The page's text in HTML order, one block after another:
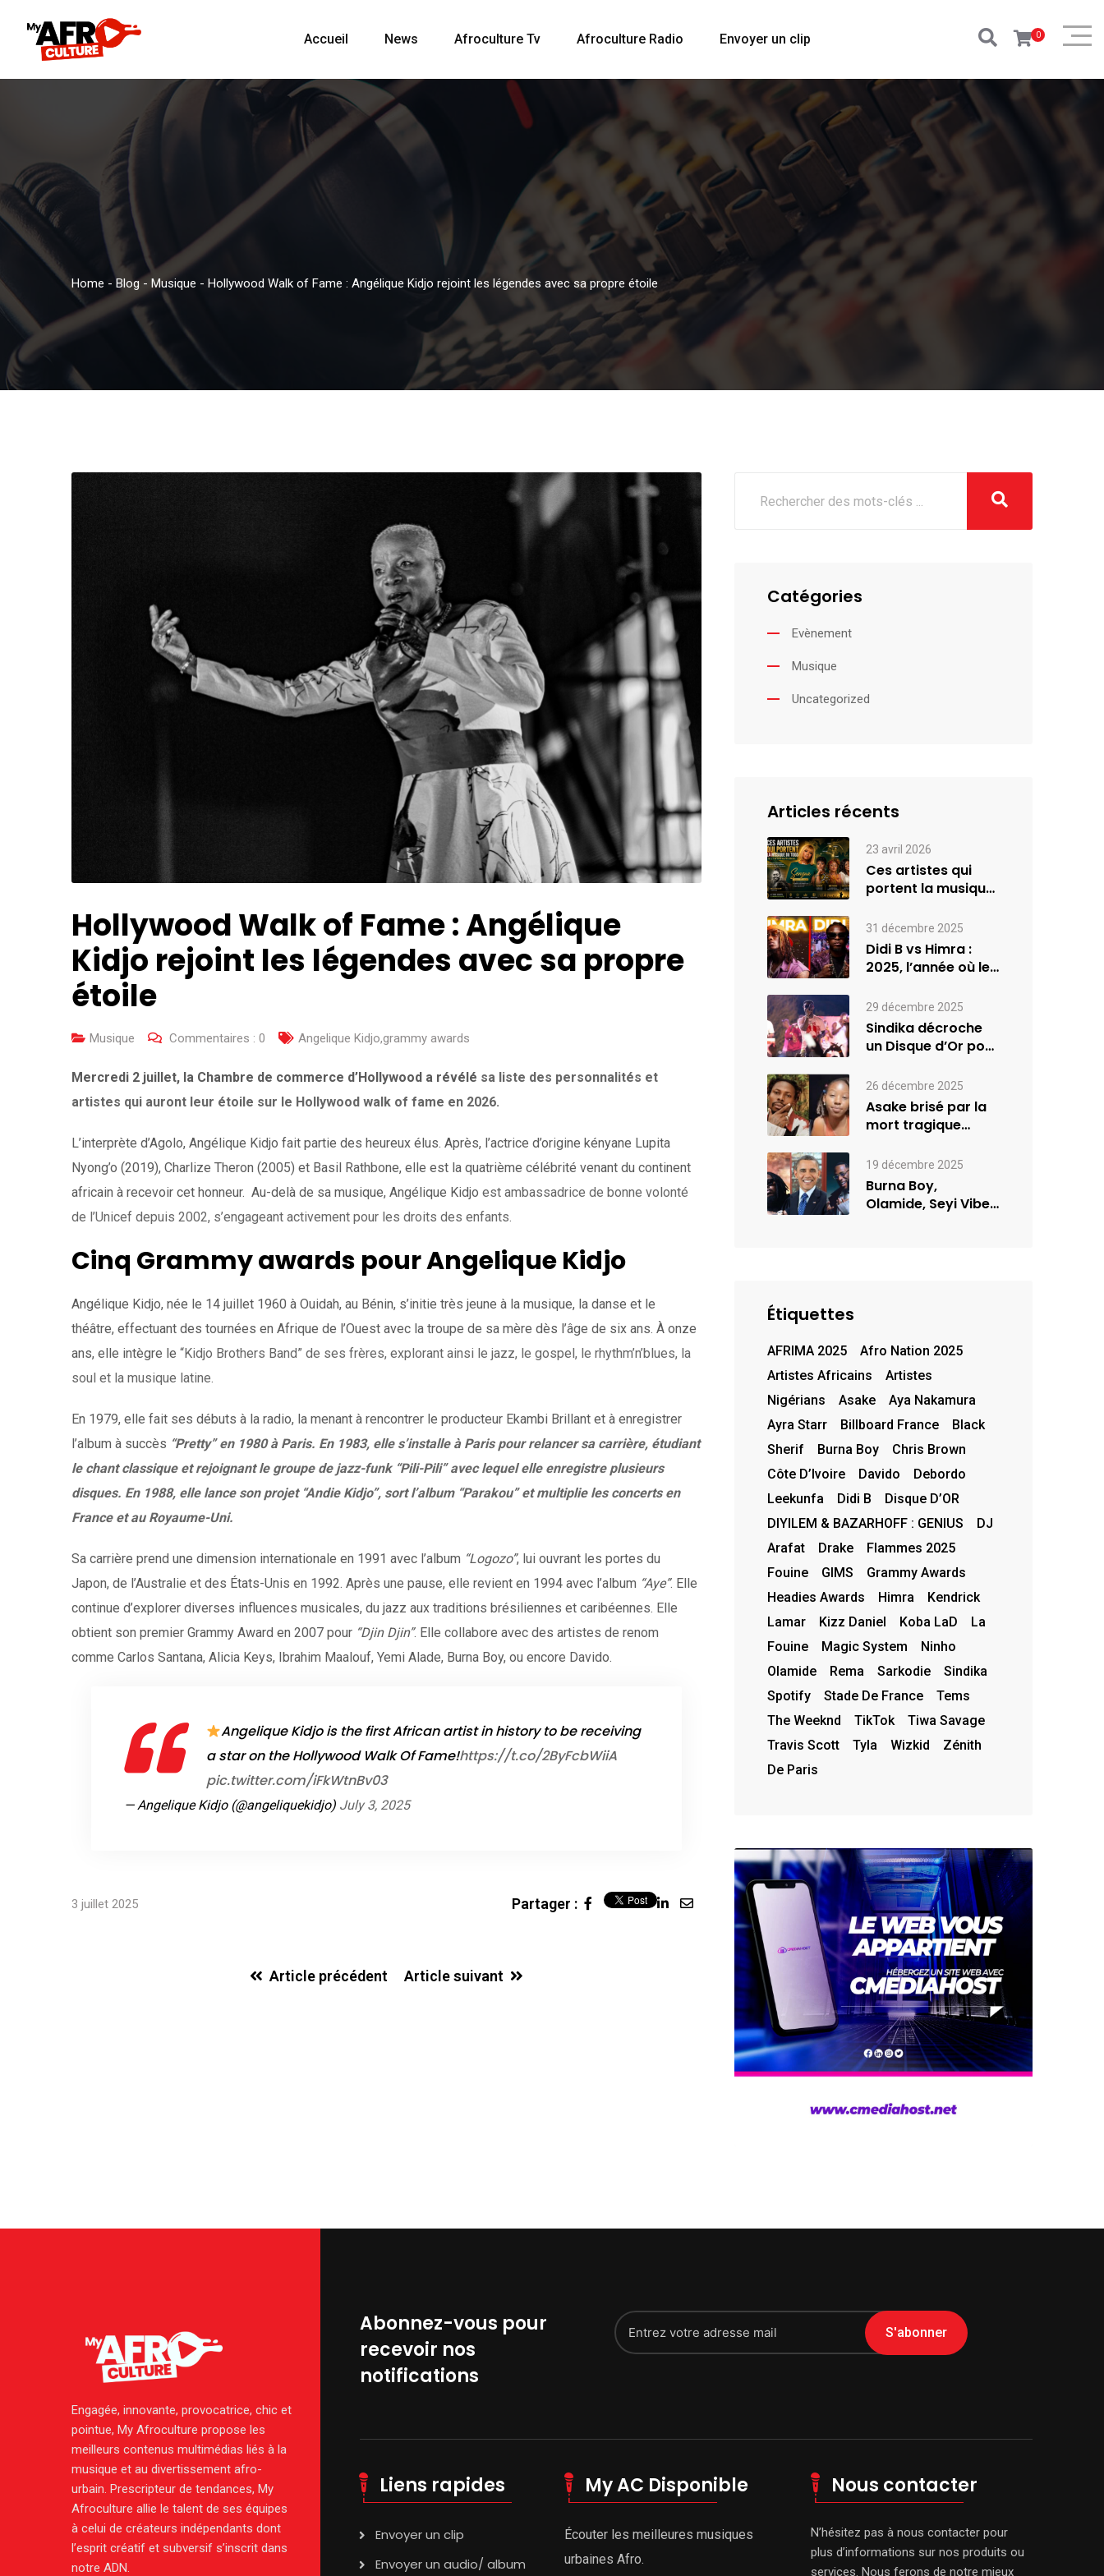
Accueil News Afroculture Tv Afroculture Radio Envoyer un clip 0
Home - Blog- Musique - Hollywood Walk of Fame : Angélique Kidjo rejoint les légendes avec sa propre étoile
Hollywood Walk of Fame : Angélique
Kidjo rejoint les légendes avec sa propre
étoile
Musique Commentaires : 0 Angelique Kidjo,grammy awards
Mercredi 2 juillet, la Chambre de commerce d’Hollywood a révélé sa liste des personnalités et
artistes qui auront leur étoile sur le Hollywood walk of fame en 2026.
L’interprète d’Agolo, Angélique Kidjo fait partie des heureux élus. Après, l’actrice d’origine kényane Lupita
Nyong’o (2019), Charlize Theron (2005) et Basil Rathbone, elle est la quatrième célébrité venant du continent
africain à recevoir cet honneur. Au-delà de sa musique, Angélique Kidjo est ambassadrice de bonne volonté
de l’Unicef depuis 2002, s’engageant activement pour les droits des enfants.
Cinq Grammy awards pour Angelique Kidjo
Angélique Kidjo, née le 14 juillet 1960 à Ouidah, au Bénin, s’initie très jeune à la musique, la danse et le
théâtre, effectuant des tournées en Afrique de l’Ouest avec la troupe de sa mère dès l’âge de six ans. À onze
ans, elle intègre le “Kidjo Brothers Band” de ses frères, explorant ainsi le jazz, le gospel, le rhythm’n’blues, la
soul et la musique latine.
En 1979, elle fait ses débuts à la radio, la menant à rencontrer le producteur Ekambi Brillant et à enregistrer
l’album à succès “Pretty” en 1980 à Paris. En 1983, elle s’installe à Paris pour relancer sa carrière, étudiant
le chant classique et rejoignant le groupe de jazz-funk “Pili-Pili” avec lequel elle enregistre plusieurs
disques. En 1988, elle lance son projet “Andie Kidjo”, sort l’album “Parakou” et multiplie les concerts en
France et au Royaume-Uni.
Sa carrière prend une dimension internationale en 1991 avec l’album “Logozo”, lui ouvrant les portes du
Japon, de l’Australie et des États-Unis en 1992. Après une pause, elle revient en 1994 avec l’album “Aye”. Elle
continue d’explorer diverses influences musicales, du jazz aux traditions brésiliennes et caribéennes. Elle
obtient son premier Grammy Award en 2007 pour “Djin Djin”. Elle collabore avec des artistes de renom
comme Carlos Santana, Alicia Keys, Ibrahim Maalouf, Yemi Alade, Burna Boy, ou encore Davido.
Angelique Kidjo is the first African artist in history to be receiving
a star on the Hollywood Walk Of Fame!https://t.co/2ByFcbWiiA
pic.twitter.com/iFkWtnBv03
— Angelique Kidjo (@angeliquekidjo) July 3, 2025
3 juillet 2025 Partager : LinkedIn
Share
Article précédent Article suivant
Catégories
Evènement
Musique
Uncategorized
Articles récents
23 avril 2026
Ces artistes qui
portent la musique
l’international
31 décembre 2025
Didi B vs Himra :
2025, l’année où le
29 décembre 2025
Sindika décroche
un Disque d’Or pour
INVASION –…
26 décembre 2025
Asake brisé par la
mort tragique
de…
19 décembre 2025
Burna Boy,
Olamide, Seyi Vibez
Étiquettes
AFRIMA 2025
Afro Nation 2025
Artistes Africains
Artistes
Nigérians
Asake
Aya Nakamura
Ayra Starr
Billboard France
Black
Sherif
Burna Boy
Chris Brown
Côte D’Ivoire
Davido
Debordo
Leekunfa
Didi B
Disque D’OR
DIYILEM & BAZARHOFF : GENIUS
DJ
Arafat
Drake
Flammes 2025
Fouine
GIMS
Grammy Awards
Headies Awards
Himra
Kendrick
Lamar
Kizz Daniel Koba LaD
La
Fouine
Magic System
Ninho
Olamide
Rema Sarkodie
Sindika
Spotify
Stade De France
Tems
The Weeknd
TikTok
Tiwa Savage
Travis Scott
Tyla Wizkid
Zénith
De Paris
Abonnez-vous pour
recevoir nos
notifications
S'abonner
Engagée, innovante, provocatrice, chic et
pointue, My Afroculture propose les
meilleurs contenus multimédias liés à la
musique et au divertissement afro-
urbain. Prescripteur de tendances, My
Afroculture allie le talent de ses équipes
à celui de créateurs indépendants dont
l’esprit créatif et subversif s’inscrit dans
notre ADN.
Liens rapides
Envoyer un clip
Envoyer un audio/ album
My AC Disponible
Écouter les meilleures musiques
urbaines Afro.
Nous contacter
N’hésitez pas à nous contacter pour
plus d’informations sur nos produits ou
services. Nous ferons de notre mieux